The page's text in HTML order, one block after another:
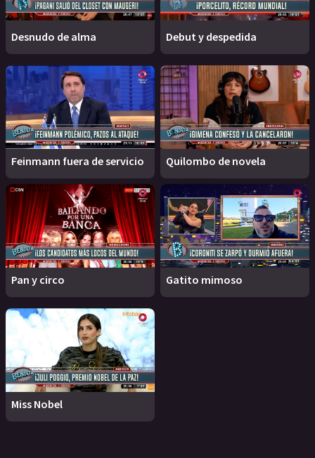
Desnudo de alma Debut y despedida
Feinmann fuera de servicio Quilombo de novela
Pan y circo Gatito mimoso
Miss Nobel